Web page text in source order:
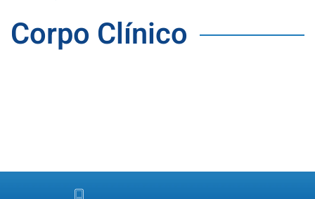
Corpo Clínico